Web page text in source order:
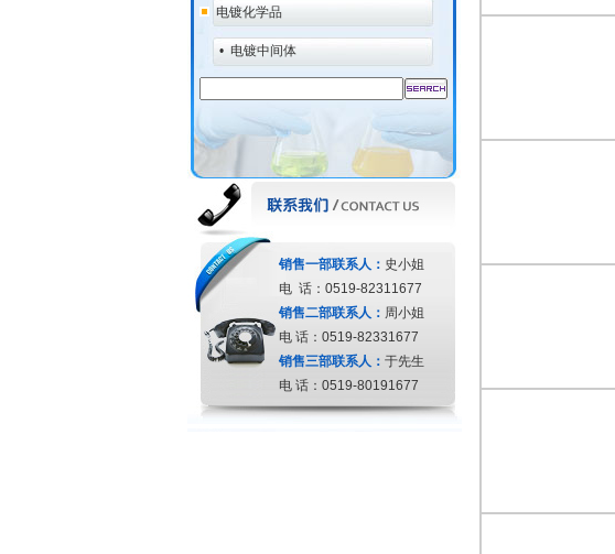
电镀化学品
• 电镀中间体
销售一部联系人： 史小姐
电 话：0519-82311677
销售二部联系人： 周小姐
电 话：0519-82331677
销售三部联系人： 于先生
电 话：0519-80191677